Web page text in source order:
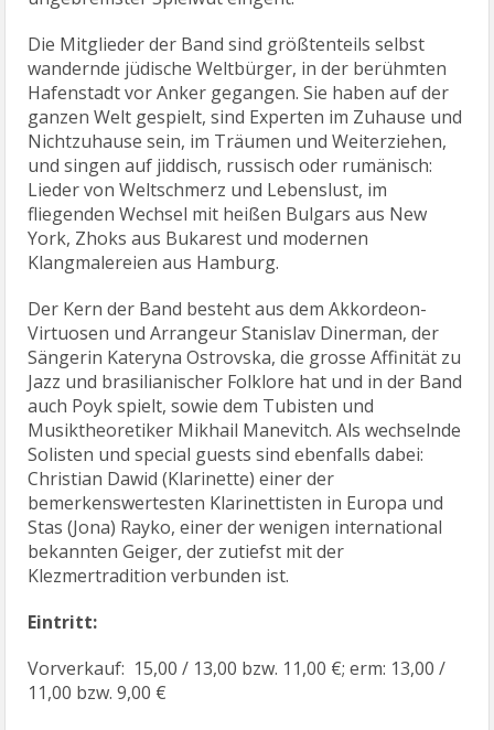
Die Mitglieder der Band sind größtenteils selbst
wandernde jüdische Weltbürger, in der berühmten
Hafenstadt vor Anker gegangen. Sie haben auf der
ganzen Welt gespielt, sind Experten im Zuhause und
Nichtzuhause sein, im Träumen und Weiterziehen,
und singen auf jiddisch, russisch oder rumänisch:
Lieder von Weltschmerz und Lebenslust, im
fliegenden Wechsel mit heißen Bulgars aus New
York, Zhoks aus Bukarest und modernen
Klangmalereien aus Hamburg.
Der Kern der Band besteht aus dem Akkordeon-
Virtuosen und Arrangeur Stanislav Dinerman, der
Sängerin Kateryna Ostrovska, die grosse Affinität zu
Jazz und brasilianischer Folklore hat und in der Band
auch Poyk spielt, sowie dem Tubisten und
Musiktheoretiker Mikhail Manevitch. Als wechselnde
Solisten und special guests sind ebenfalls dabei:
Christian Dawid (Klarinette) einer der
bemerkenswertesten Klarinettisten in Europa und
Stas (Jona) Rayko, einer der wenigen international
bekannten Geiger, der zutiefst mit der
Klezmertradition verbunden ist.
Eintritt:
Vorverkauf: 15,00 / 13,00 bzw. 11,00 €; erm: 13,00 /
11,00 bzw. 9,00 €